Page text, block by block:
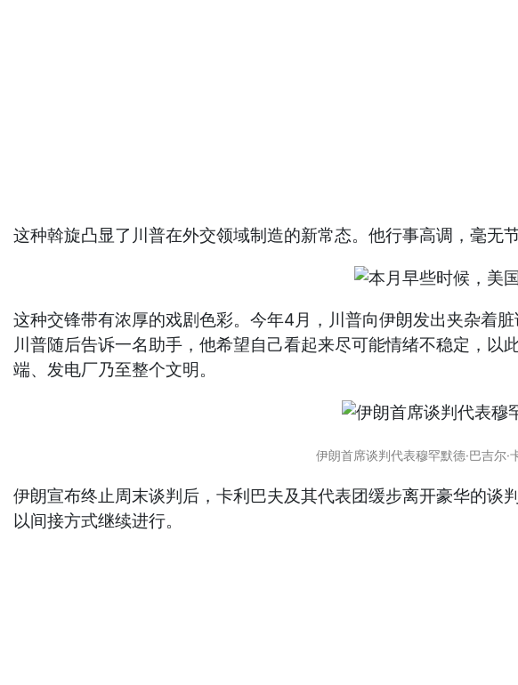
这种斡旋凸显了川普在外交领域制造的新常态。他行事高调，毫无
这种交锋带有浓厚的戏剧色彩。今年4月，川普向伊朗发出夹杂着
川普随后告诉一名助手，他希望自己看起来尽可能情绪不稳定，
端、发电厂乃至整个文明。
伊朗首席谈判代表穆罕默德·巴吉尔
伊朗宣布终止周末谈判后，卡利巴夫及其代表团缓步离开豪华的
以间接方式继续进行。